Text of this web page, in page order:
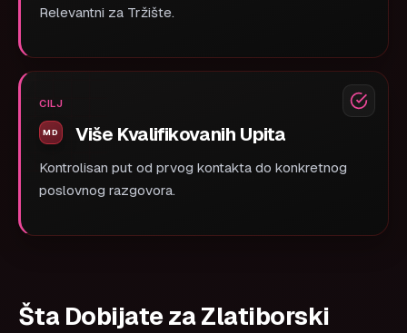
Relevantni za Tržište.
CILJ
Više Kvalifikovanih Upita
Kontrolisan put od prvog kontakta do konkretnog
poslovnog razgovora.
Šta Dobijate za Zlatiborski